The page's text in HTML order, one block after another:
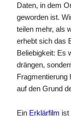
Daten, in dem
geworden ist.
teilen mehr, als
erhebt sich das
Beliebigkeit: Es
drängen,
Fragmentierung
auf den Grund
Ein Erklärfilm ist